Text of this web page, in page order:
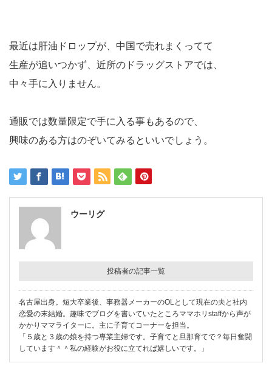
最近は肝油ドロップが、中国で売れまくってて
生産が追いつかず、近所のドラッグストアでは、
中々手に入りません。
通販では数量限定で手に入る事もあるので、
興味のある方はのぞいてみるといいでしょう。
ウーリグ
投稿者の記事一覧
名古屋出身。短大卒業後、事務器メーカーのOLとして現在の夫と社内
恋愛の末結婚。趣味でブログを書いていたところママホリstaffから声が
かかりママライターに。主に子育てコーナーを担当。
「５歳と３歳の娘を持つ専業主婦です。子育てと旦那育てで？毎日奮闘
しています＾＾私の経験がお役に立てれば嬉しいです。」